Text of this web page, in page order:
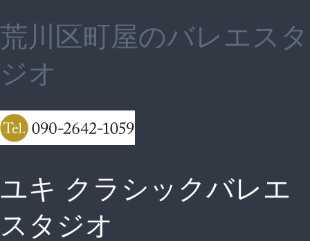
荒川区町屋のバレエスタ
ジオ
ユキ クラシックバレエ
スタジオ